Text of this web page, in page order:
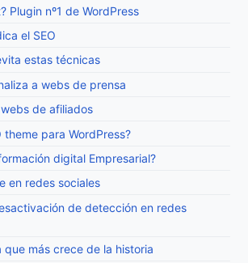
Plugin nº1 de WordPress
el SEO
estas técnicas
a webs de prensa
de afiliados
theme para WordPress?
digital Empresarial?
en redes sociales
de detección en redes
que más crece de la historia